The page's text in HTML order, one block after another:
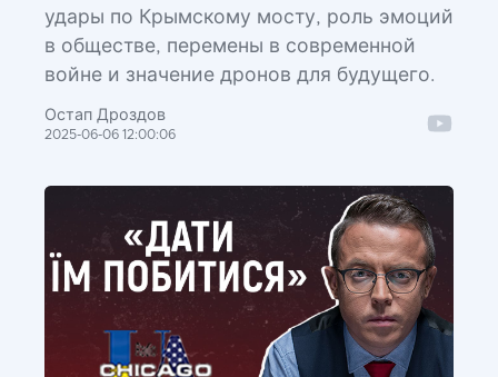
удары по Крымскому мосту, роль эмоций
в обществе, перемены в современной
войне и значение дронов для будущего.
Остап Дроздов
2025-06-06 12:00:06